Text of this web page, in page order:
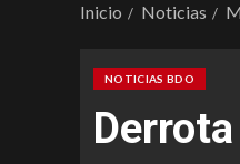
Inicio Noticias
NOTICIAS BDO